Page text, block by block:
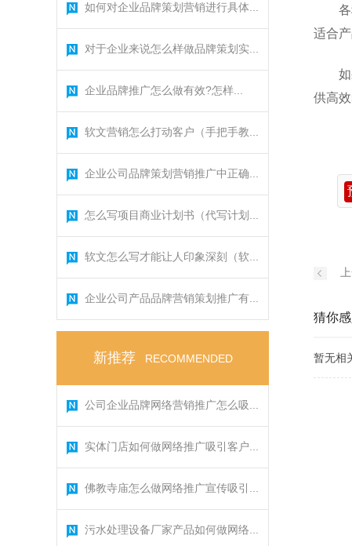
如何对企业品牌策划营销进行具体...
对于企业来说怎么样做品牌策划实...
企业品牌推广怎么做有效?怎样...
软文营销怎么打动客户（手把手教...
企业公司品牌策划营销推广中正确...
怎么写项目商业计划书（代写计划...
软文怎么写才能让人印象深刻（软...
企业公司产品品牌营销策划推广有...
新推荐 RECOMMENDED
公司企业品牌网络营销推广怎么吸...
实体门店如何做网络推广吸引客户...
佛教寺庙怎么做网络推广宣传吸引...
污水处理设备厂家产品如何做网络...
适合
供高
猜你
暂无相